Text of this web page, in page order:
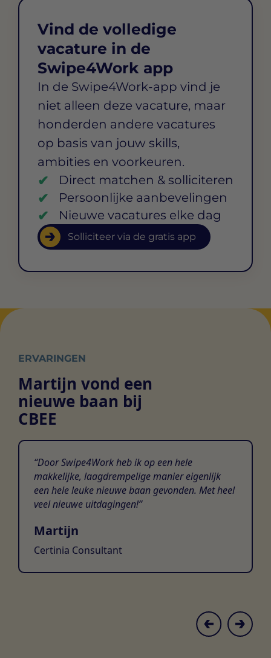
Vind de volledige
vacature in de
Swipe4Work app
In de Swipe4Work-app vind je
niet alleen deze vacature, maar
honderden andere vacatures
op basis van jouw skills,
ambities en voorkeuren.
Direct matchen & solliciteren
Persoonlijke aanbevelingen
Nieuwe vacatures elke dag
Solliciteer via de gratis app
ERVARINGEN
Martijn vond een
nieuwe baan bij
CBEE
Door Swipe4Work heb ik op een hele
makkelijke, laagdrempelige manier eigenlijk
een hele leuke nieuwe baan gevonden. Met heel
veel nieuwe uitdagingen!
Martijn
Certinia Consultant